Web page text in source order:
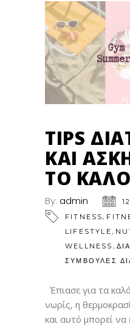
TIPS
ΚΑΙ
ΤΟ
By: admin
FITNESS,
LIFESTYLE,
WELLNESS ,
ΣΥΜΒΟΥΛΕΣ
Έπιασε για τα
νωρίς, η
και αυτό μπορεί να